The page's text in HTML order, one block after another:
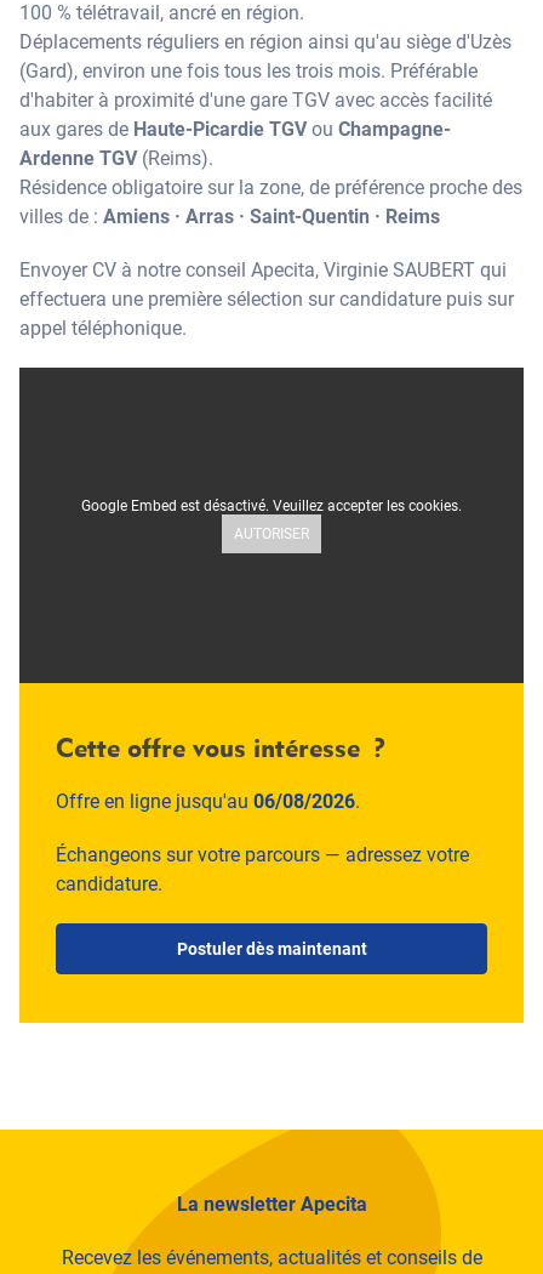
100 % télétravail, ancré en région.
Déplacements réguliers en région ainsi qu'au siège d'Uzès
(Gard), environ une fois tous les trois mois. Préférable
d'habiter à proximité d'une gare TGV avec accès facilité
aux gares de Haute-Picardie TGVou Champagne-
Ardenne TGV(Reims).
Résidence obligatoire sur la zone, de préférence proche des
villes de : Amiens · Arras · Saint-Quentin · Reims
Envoyer CV à notre conseil Apecita, Virginie SAUBERT qui
effectuera une première sélection sur candidature puis sur
appel téléphonique.
Google Embed est désactivé. Veuillez accepter les cookies.
AUTORISER
Cette offre vous intéresse ?
Offre en ligne jusqu'au 06/08/2026.
Échangeons sur votre parcours — adressez votre
candidature.
Postuler dès maintenant
La newsletter Apecita
Recevez les événements, actualités et conseils de